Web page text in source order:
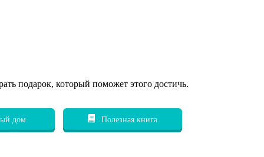
подарок, который поможет этого достичь.
дом Полезная книга